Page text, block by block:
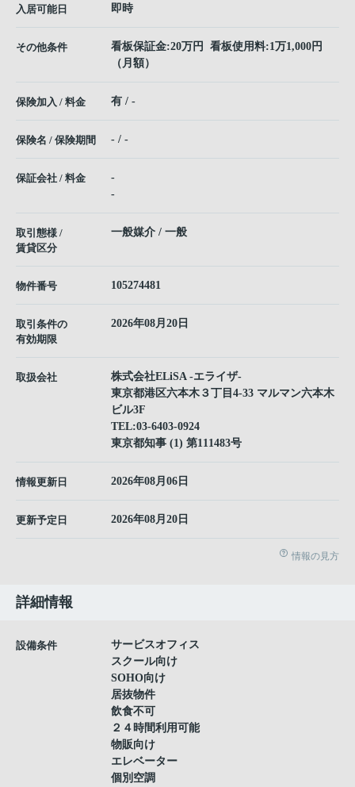
入居可能日 即時
その他条件
看板保証金:20万円 看板使用料:1万1,000円
（月額）
保険加入 / 料金 有 / -
保険名 / 保険期間 - / -
保証会社 / 料金
-
-
取引態様 /
賃貸区分
一般媒介 / 一般
物件番号 105274481
取引条件の
有効期限
2026年08月20日
取扱会社
株式会社ELiSA -エライザ-
東京都港区六本木３丁目4-33 マルマン六本木
ビル3F
TEL:03-6403-0924
東京都知事 (1) 第111483号
情報更新日 2026年08月06日
更新予定日 2026年08月20日
情報の見方
詳細情報
設備条件
サービスオフィス
スクール向け
SOHO向け
居抜物件
飲食不可
２４時間利用可能
物販向け
エレベーター
個別空調